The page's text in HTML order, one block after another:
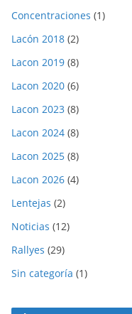
Concentraciones (1)
Lacón 2018 (2)
Lacon 2019 (8)
Lacon 2020 (6)
Lacon 2023 (8)
Lacon 2024 (8)
Lacon 2025 (8)
Lacon 2026 (4)
Lentejas (2)
Noticias (12)
Rallyes (29)
Sin categoría (1)